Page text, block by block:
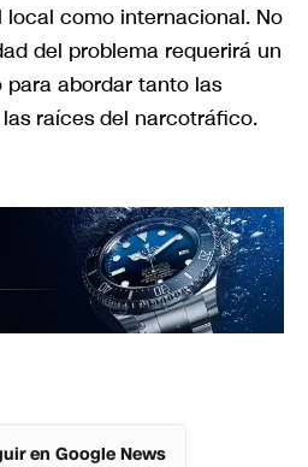
como internacional. No
del problema requerirá un
abordar tanto las
raíces del narcotráfico.
en Google News